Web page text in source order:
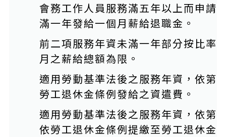
會務工作人員服務滿五年以上而申請
滿一年發給一個月薪給退職金。
前二項服務年資未滿一年部分按比率
月之薪給總額為限。
適用勞動基準法後之服務年資，依第
勞工退休金條例發給之資遣費。
適用勞動基準法後之服務年資，依第
依勞工退休金條例提繳至勞工退休金